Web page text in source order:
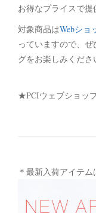
お得なプライスで提
対象商品はWebショ
っていますので、ぜ
グをお楽しみくださ
★PCIウェブショッ
＊最新入荷アイテ